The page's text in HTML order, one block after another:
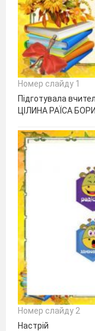
Номер слайду 1
Підготувала
ЦІЛИНА РАЇСА
Номер слайду 2
Настрій